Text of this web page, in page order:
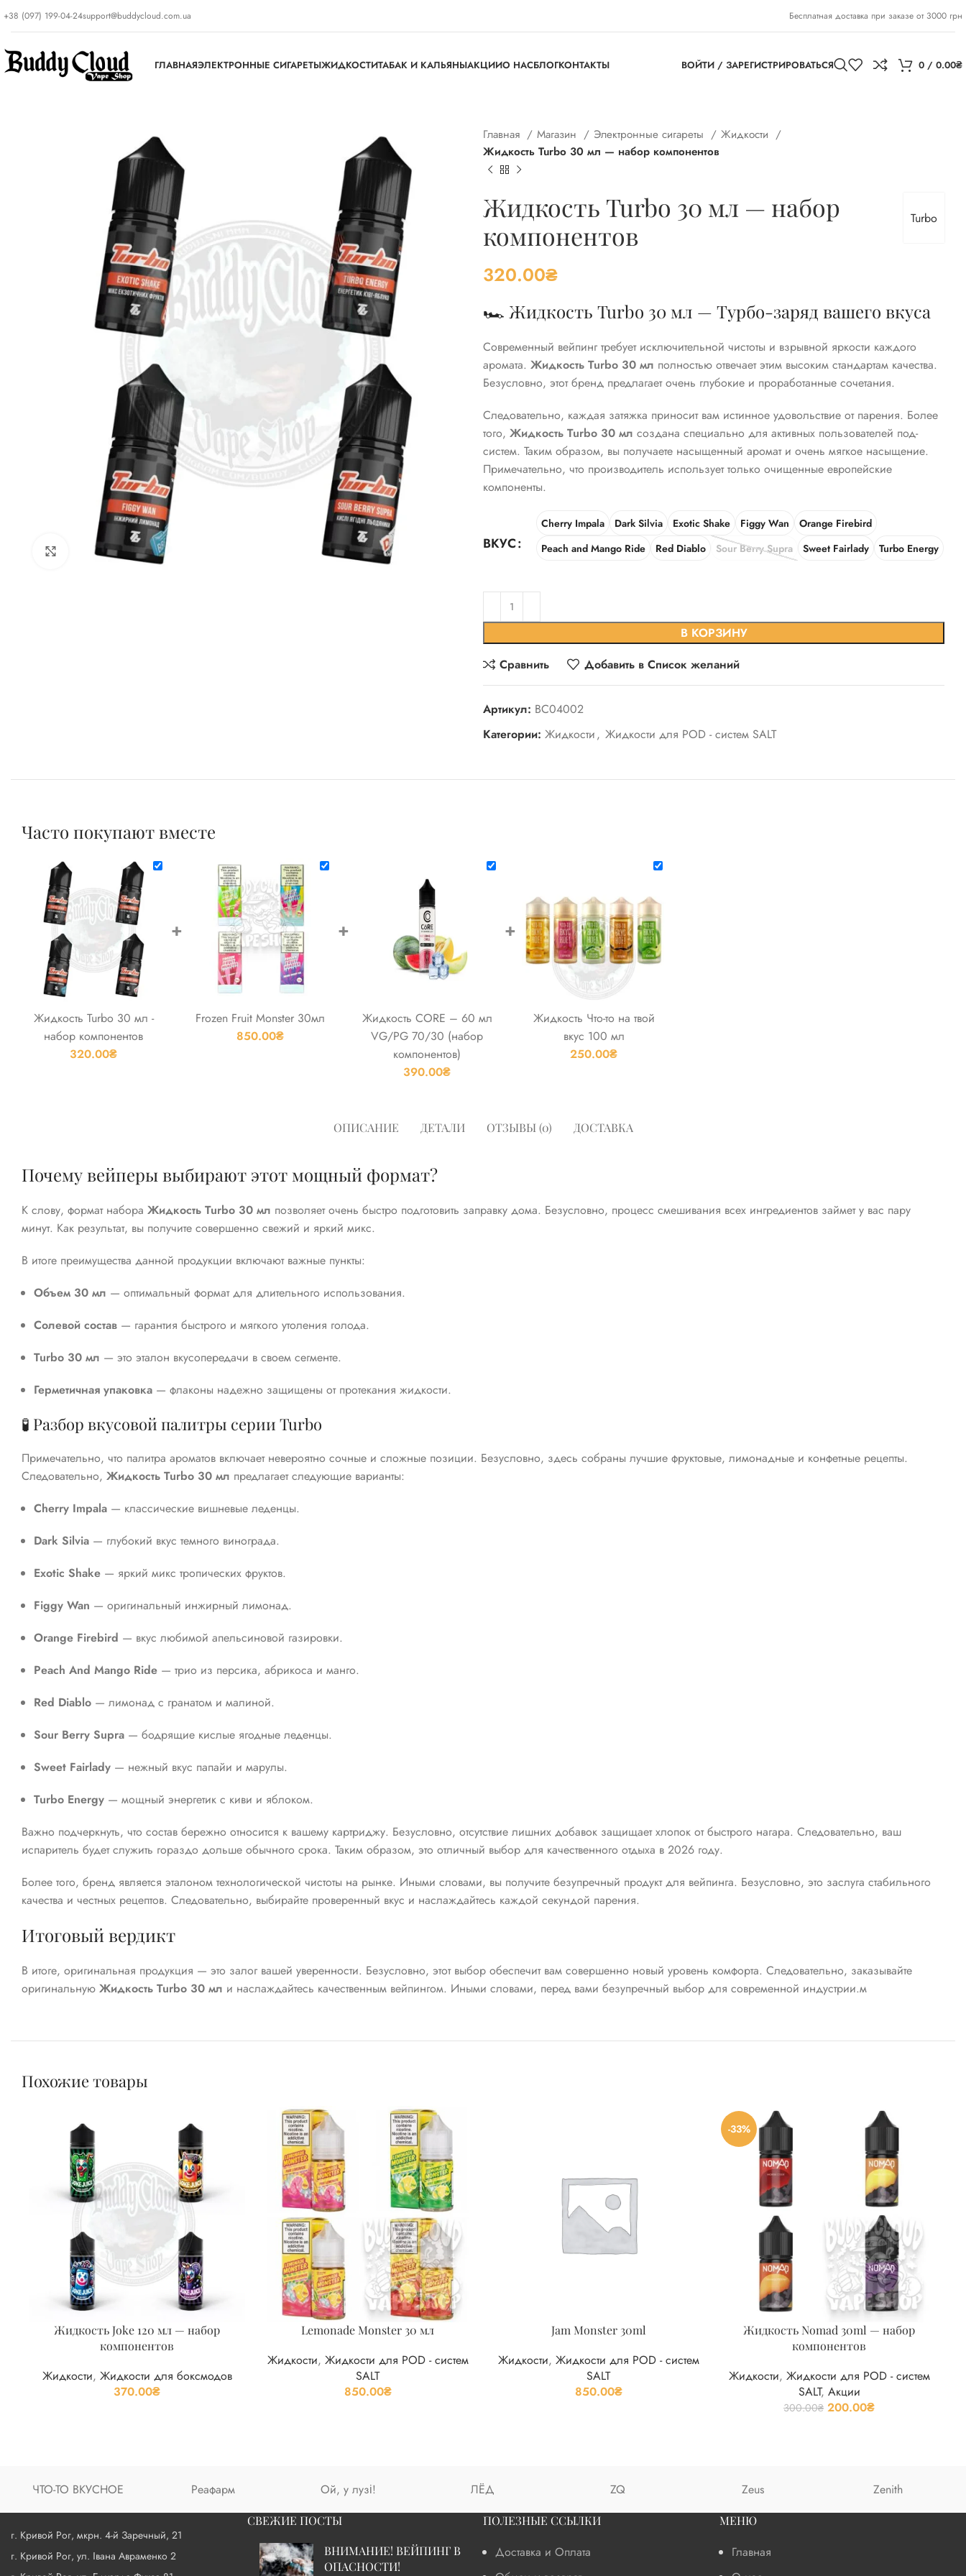
+38 (097) 199-04-24support@buddycloud.com.ua Бесплатная доставка при заказе от 3000 грн
ГЛАВНАЯЭЛЕКТРОННЫЕ СИГАРЕТЫЖИДКОСТИТАБАК И КАЛЬЯНЫАКЦИИО НАСБЛОГКОНТАКТЫ ВОЙТИ / ЗАРЕГИСТРИРОВАТЬСЯ 0 / 0.00₴
Нажмите для увеличения
Главная Магазин Электронные сигареты
Жидкости
Жидкость Turbo 30 мл — набор компонентов
Turbo
Жидкость Turbo 30 мл — набор
компонентов
320.00₴
🏎️ Жидкость Turbo 30 мл — Турбо-заряд вашего вкуса
Современный вейпинг требует исключительной чистоты и взрывной яркости каждого
аромата. Жидкость Turbo 30 мл полностью отвечает этим высоким стандартам качества.
Безусловно, этот бренд предлагает очень глубокие и проработанные сочетания.
Следовательно, каждая затяжка приносит вам истинное удовольствие от парения. Более
того, Жидкость Turbo 30 мл создана специально для активных пользователей под-
систем. Таким образом, вы получаете насыщенный аромат и очень мягкое насыщение.
Примечательно, что производитель использует только очищенные европейские
компоненты.
ВКУС
Cherry Impala Dark Silvia Exotic Shake Figgy Wan
Orange Firebird
Peach and Mango Ride
Red Diablo Sour Berry Supra Sweet Fairlady Turbo Energy
В КОРЗИНУ
Сравнить
Добавить в Список желаний
Артикул: BC04002
Категории: Жидкости, Жидкости для POD - систем SALT
Часто покупают вместе
Жидкость Turbo 30 мл -
набор компонентов
320.00₴
+
Frozen Fruit Monster 30мл
850.00₴
+
Жидкость CORE – 60 мл
VG/PG 70/30 (набор
компонентов)
390.00₴
+
Жидкость Что-то на твой
вкус 100 мл
250.00₴
ОПИСАНИЕ ДЕТАЛИ ОТЗЫВЫ (0) ДОСТАВКА
Почему вейперы выбирают этот мощный формат?
К слову, формат набора Жидкость Turbo 30 мл позволяет очень быстро подготовить заправку дома. Безусловно, процесс смешивания всех ингредиентов займет у вас пару
минут. Как результат, вы получите совершенно свежий и яркий микс.
В итоге преимущества данной продукции включают важные пункты:
Объем 30 мл — оптимальный формат для длительного использования.
Солевой состав — гарантия быстрого и мягкого утоления голода.
Turbo 30 мл — это эталон вкусопередачи в своем сегменте.
Герметичная упаковка — флаконы надежно защищены от протекания жидкости.
🧪 Разбор вкусовой палитры серии Turbo
Примечательно, что палитра ароматов включает невероятно сочные и сложные позиции. Безусловно, здесь собраны лучшие фруктовые, лимонадные и конфетные рецепты.
Следовательно, Жидкость Turbo 30 мл предлагает следующие варианты:
Cherry Impala — классические вишневые леденцы.
Dark Silvia — глубокий вкус темного винограда.
Exotic Shake — яркий микс тропических фруктов.
Figgy Wan — оригинальный инжирный лимонад.
Orange Firebird — вкус любимой апельсиновой газировки.
Peach And Mango Ride — трио из персика, абрикоса и манго.
Red Diablo — лимонад с гранатом и малиной.
Sour Berry Supra — бодрящие кислые ягодные леденцы.
Sweet Fairlady — нежный вкус папайи и марулы.
Turbo Energy — мощный энергетик с киви и яблоком.
Важно подчеркнуть, что состав бережно относится к вашему картриджу. Безусловно, отсутствие лишних добавок защищает хлопок от быстрого нагара. Следовательно, ваш
испаритель будет служить гораздо дольше обычного срока. Таким образом, это отличный выбор для качественного отдыха в 2026 году.
Более того, бренд является эталоном технологической чистоты на рынке. Иными словами, вы получите безупречный продукт для вейпинга. Безусловно, это заслуга стабильного
качества и честных рецептов. Следовательно, выбирайте проверенный вкус и наслаждайтесь каждой секундой парения.
Итоговый вердикт
В итоге, оригинальная продукция — это залог вашей уверенности. Безусловно, этот выбор обеспечит вам совершенно новый уровень комфорта. Следовательно, заказывайте
оригинальную Жидкость Turbo 30 мл и наслаждайтесь качественным вейпингом. Иными словами, перед вами безупречный выбор для современной индустрии.м
Похожие товары
Жидкость Joke 120 мл — набор
компонентов
Жидкости, Жидкости для боксмодов
370.00₴
Lemonade Monster 30 мл
Жидкости, Жидкости для POD - систем
SALT
850.00₴
Jam Monster 30ml
Жидкости, Жидкости для POD - систем
SALT
850.00₴
-33%
Жидкость Nomad 30ml — набор
компонентов
Жидкости, Жидкости для POD - систем
SALT, Акции
300.00₴ 200.00₴
ЧТО-ТО ВКУСНОЕ Реафарм Ой, у лузі! ЛЁД ZQ Zeus Zenith
г. Кривой Рог, мкрн. 4-й Заречный, 21
г. Кривой Рог, ул. Івана Авраменко 2
СВЕЖИЕ ПОСТЫ
ВНИМАНИЕ! ВЕЙПИНГ В
ОПАСНОСТИ!
ПОЛЕЗНЫЕ ССЫЛКИ
Доставка и Оплата
МЕНЮ
Главная